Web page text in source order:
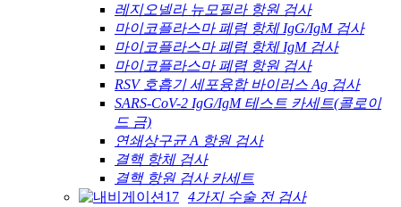
레지오넬라 뉴모필라 항원 검사
마이코플라스마 폐렴 항체 IgG/IgM 검사
마이코플라스마 폐렴 항체 IgM 검사
마이코플라스마 폐렴 항원 검사
RSV 호흡기 세포융합 바이러스 Ag 검사
SARS-CoV-2 IgG/IgM 테스트 카세트(콜로이
드 금)
연쇄상구균 A 항원 검사
결핵 항체 검사
결핵 항원 검사 카세트
4가지 수술 전 검사